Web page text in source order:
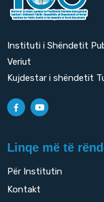
Instituti i Shëndetit
Veriut
Kujdestar i shëndetit
Linqe më të
Për Institutin
Kontakt